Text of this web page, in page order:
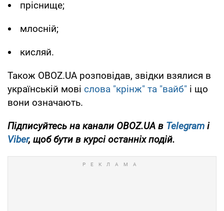
пріснище;
млосній;
кисляй.
Також OBOZ.UA розповідав, звідки взялися в
українській мові слова "крінж" та "вайб" і що
вони означають.
Підписуйтесь на канали OBOZ.UA в Telegram і
Viber, щоб бути в курсі останніх подій.